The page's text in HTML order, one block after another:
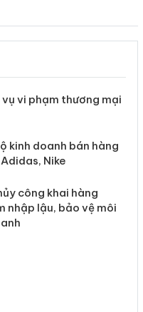
vụ vi phạm thương
7
6 hộ kinh doanh bán
hiệu Adidas, Nike